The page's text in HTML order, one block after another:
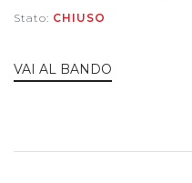
Stato: CHIUSO
VAI AL BANDO